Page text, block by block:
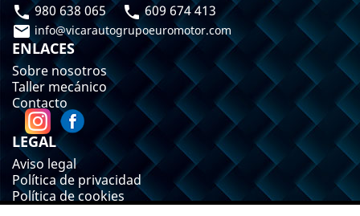
980 638 065  609 674 413
 info@vicarautogrupoeuromotor.com
ENLACES
Sobre nosotros
Taller mecánico
Contacto
LEGAL
Aviso legal
Política de privacidad
Política de cookies